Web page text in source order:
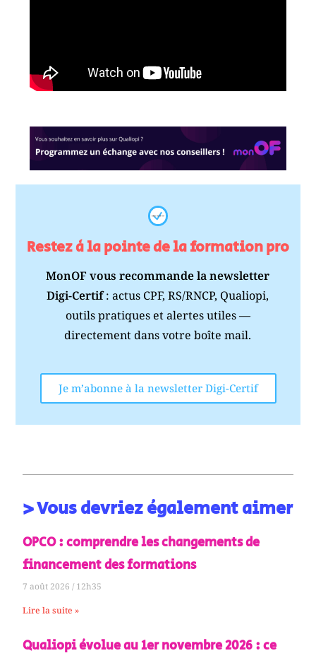
Restez à la pointe de la formation pro
MonOF vous recommande la newsletter
Digi-Certif: actus CPF, RS/RNCP, Qualiopi,
outils pratiques et alertes utiles —
directement dans votre boîte mail.
Je m’abonne à la newsletter Digi-Certif
> Vous devriez également aimer
OPCO : comprendre les changements de
financement des formations
7 août 202612h35
Lire la suite »
Qualiopi évolue au 1er novembre 2026 : ce